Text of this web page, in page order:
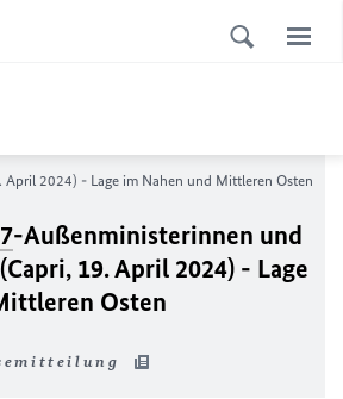
2024) - Lage im Nahen und Mittleren Osten
-Außenministerinnen und
19. April 2024) - Lage
Osten